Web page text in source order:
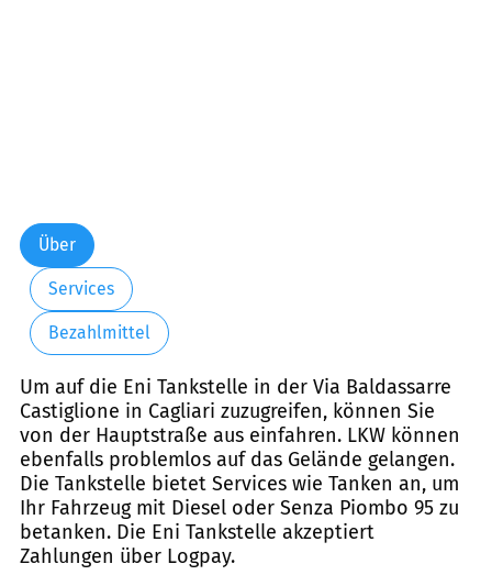
Über
Services
Bezahlmittel
Um auf die Eni Tankstelle in der Via Baldassarre
Castiglione in Cagliari zuzugreifen, können Sie
von der Hauptstraße aus einfahren. LKW können
ebenfalls problemlos auf das Gelände gelangen.
Die Tankstelle bietet Services wie Tanken an, um
Ihr Fahrzeug mit Diesel oder Senza Piombo 95 zu
betanken. Die Eni Tankstelle akzeptiert
Zahlungen über Logpay.